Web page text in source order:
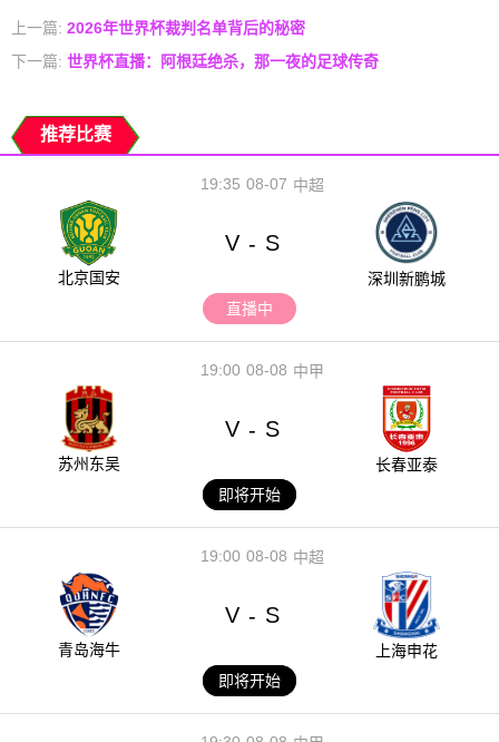
上一篇: 2026年世界杯裁判名单背后的秘密
下一篇: 世界杯直播：阿根廷绝杀，那一夜的足球传奇
推荐比赛
08-07
19:35 中超
北京国安
V - S
深圳新鹏城
直播中
08-08
19:00 中甲
苏州东吴
V - S
长春亚泰
即将开始
08-08
19:00 中超
青岛海牛
V - S
上海申花
即将开始